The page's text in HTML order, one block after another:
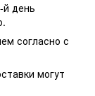
й день
согласно с
могут